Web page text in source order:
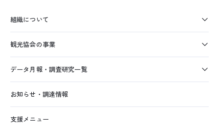
組織について
観光協会の事業
データ月報・調査研究一覧
お知らせ・調達情報
支援メニュー